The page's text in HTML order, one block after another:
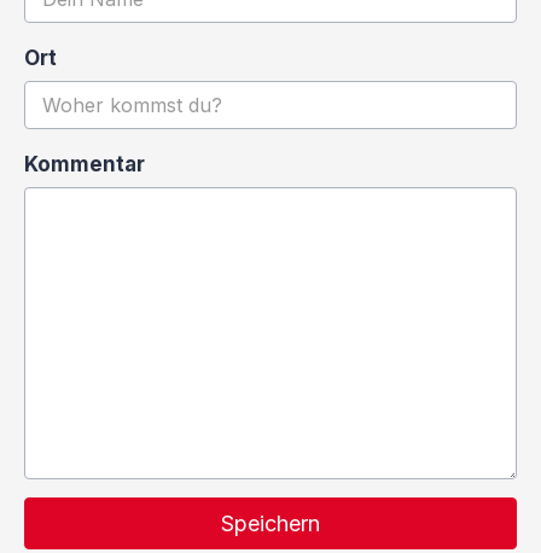
Ort
Kommentar
Speichern